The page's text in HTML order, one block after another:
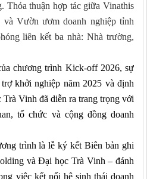
Thỏa thuận hợp tác giữa Vinathis
Vườn ươm doanh nghiệp tỉnh
liên kết ba nhà: Nhà trường,
chương trình Kick-off 2026, sự
khởi nghiệp năm 2025 và định
Vinh đã diễn ra trang trọng với
tổ chức và cộng đồng doanh
trình là lễ ký kết Biên bản ghi
và Đại học Trà Vinh – đánh
việc kết nối hệ sinh thái doanh